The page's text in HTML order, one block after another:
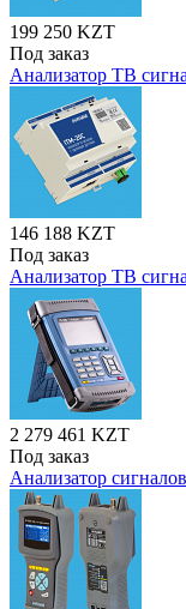
199 250 KZT
Под заказ
Анализатор ТВ
146 188 KZT
Под заказ
Анализатор ТВ
2 279 461 KZT
Под заказ
Анализатор